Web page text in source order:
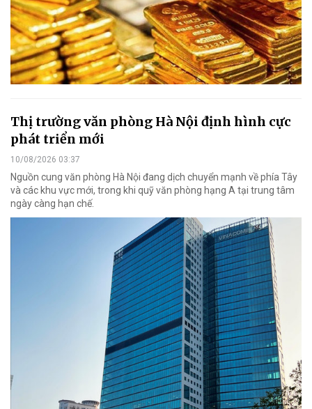
Thị trường văn phòng Hà Nội định hình cực
phát triển mới
10/08/2026 03:37
Nguồn cung văn phòng Hà Nội đang dịch chuyển mạnh về phía Tây
và các khu vực mới, trong khi quỹ văn phòng hạng A tại trung tâm
ngày càng hạn chế.